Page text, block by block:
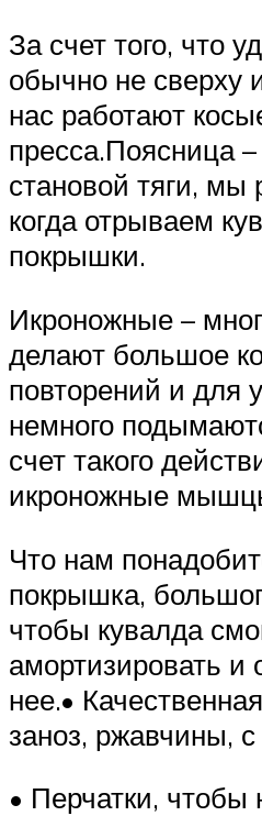
За счет того, что
обычно не сверху
нас работают
пресса.Поясница
становой тяги, мы
когда отрываем
покрышки.
Икроножные –
делают большое
повторений и для
немного
счет такого
икроножные
Что нам
покрышка,
чтобы кувалда
амортизировать и
нее.•
заноз, ржавчины,
• Перчатки, чтобы